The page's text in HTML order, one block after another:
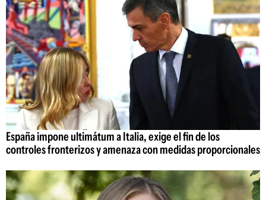
España impone ultimátum a Italia, exige el fin de los
controles fronterizos y amenaza con medidas proporcionales